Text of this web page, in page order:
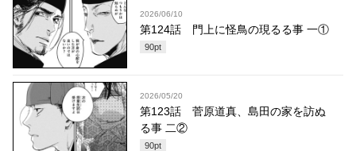
2026/06/10
第124話 門上に怪鳥の現るる事 一①
90pt
2026/05/20
第123話 菅原道真、島田の家を訪ぬ
る事 二②
90pt